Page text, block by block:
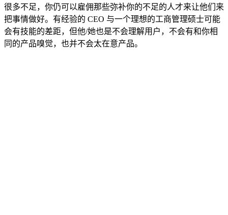
很多不足，你仍可以雇佣那些弥补你的不足的人才来让他们来
把事情做好。有经验的 CEO 与一个理想的工商管理硕士可能
会有技能的差距，但他/她也是不会理解用户，不会有和你相
同的产品嗅觉，也并不会太在意产品。